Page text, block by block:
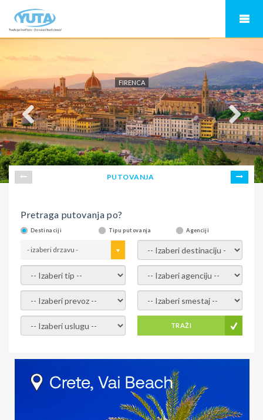
FIRENCA
PUTOVANJA
Pretraga putovanja po?
Destinaciji Tipu putovanja Agenciji
- izaberi drzavu - - izaberi destinaciju -
- izaberi tip - - izaberi agenciju -
- izaberi prevoz - - Izaberite smestaj -
- Izaberite uslugu - TRAŽI